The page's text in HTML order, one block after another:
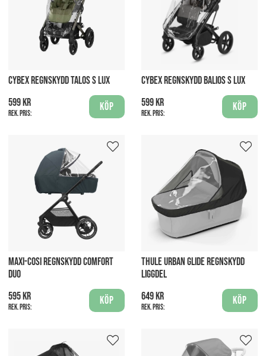
CYBEX REGNSKYDD TALOS S LUX
599 kr
Rek. pris:
Köp
CYBEX REGNSKYDD BALIOS S LUX
599 kr
Rek. pris:
Köp
MAXI-COSI REGNSKYDD COMFORT
DUO
595 kr
Rek. pris:
Köp
THULE URBAN GLIDE REGNSKYDD
LIGGDEL
649 kr
Rek. pris:
Köp